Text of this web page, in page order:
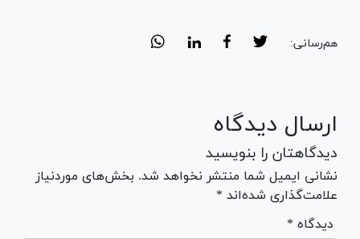
هم‌رسانی:
ارسال دیدگاه
دیدگاهتان را بنویسید
نشانی ایمیل شما منتشر نخواهد شد. بخش‌های موردنیاز
علامت‌گذاری شده‌اند *
* دیدگاه